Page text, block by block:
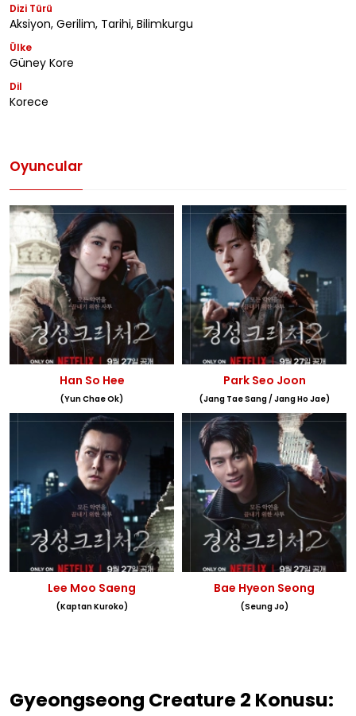
Dizi Türü
Aksiyon, Gerilim, Tarihi, Bilimkurgu
Ülke
Güney Kore
Dil
Korece
Oyuncular
Han So Hee
(Yun Chae Ok)
Park Seo Joon
(Jang Tae Sang / Jang Ho Jae)
Lee Moo Saeng
(Kaptan Kuroko)
Bae Hyeon Seong
(Seung Jo)
Gyeongseong Creature 2 Konusu: